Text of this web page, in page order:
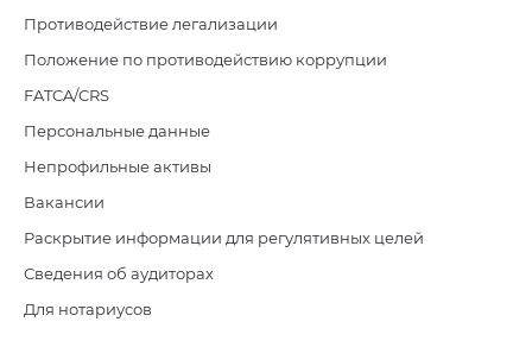
Противодействие легализации
Положение по противодействию коррупции
FATCA/CRS
Персональные данные
Непрофильные активы
Вакансии
Раскрытие информации для регулятивных целей
Сведения об аудиторах
Для нотариусов